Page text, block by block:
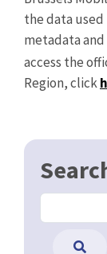
the data
metadata
access the
Region, click